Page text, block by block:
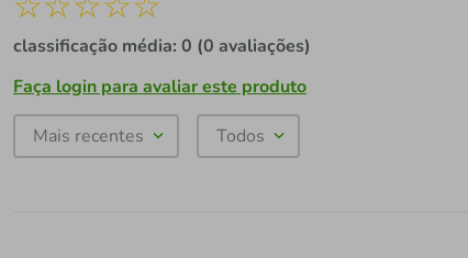
classificação média: 0 (0 avaliações)
Faça login para avaliar este produto
Mais recentes Todos